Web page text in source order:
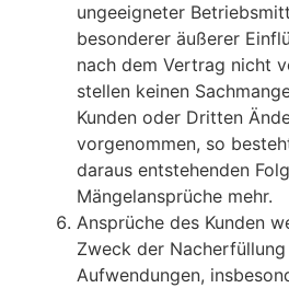
ungeeigneter
besonderer äußerer
nach dem Vertrag nicht
stellen keinen
Kunden oder Dritten
vorgenommen, so
daraus entstehenden
Mängelansprüche mehr.
Ansprüche des Kunden
Zweck der
Aufwendungen,